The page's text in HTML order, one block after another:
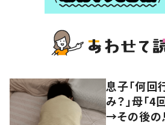
息子「何回
み？」母「
→その後の